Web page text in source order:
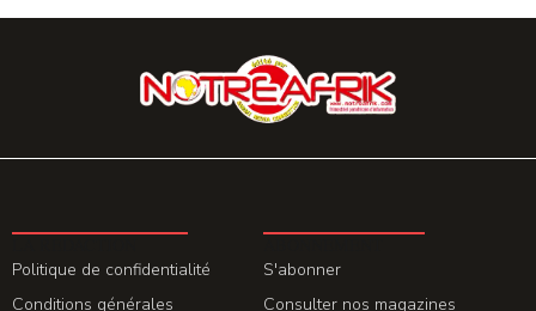
Politique de confidentialité
Conditions générales
S'abonner
Consulter nos magazines